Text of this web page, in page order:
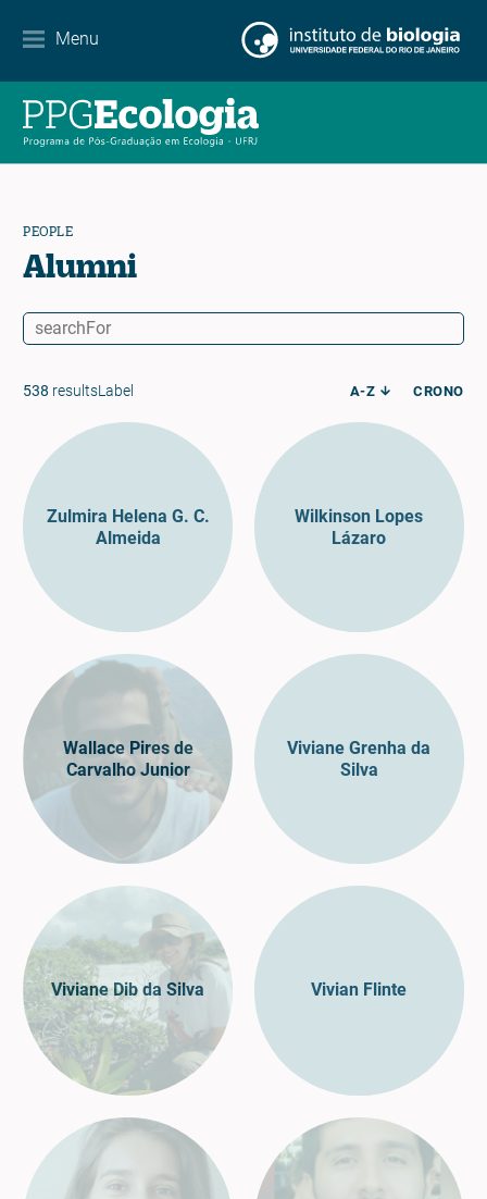
Menu
Contact
PEOPLE
Alumni
538 resultsLabel A-Z CRONO
Zulmira Helena G. C.
Almeida
Wilkinson Lopes
Lázaro
Wallace Pires de
Carvalho Junior
Viviane Grenha da
Silva
Viviane Dib da Silva Vivian Flinte